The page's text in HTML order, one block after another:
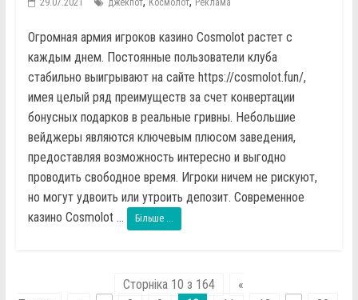
29.07.2021 джекпот Космолот Реклама
Огромная армия игроков казино Cosmolot растет с
каждым днем. Постоянные пользователи клуба
стабильно выигрывают на сайте https://cosmolot.fun/,
имея целый ряд преимуществ за счет конвертации
бонусных подарков в реальные гривны. Небольшие
вейджеры являются ключевым плюсом заведения,
предоставляя возможность интересно и выгодно
проводить свободное время. Игроки ничем не рискуют,
но могут удвоить или утроить депозит. Современное
казино Cosmolot ...
Більше ...
Сторніка 10 з 164
«